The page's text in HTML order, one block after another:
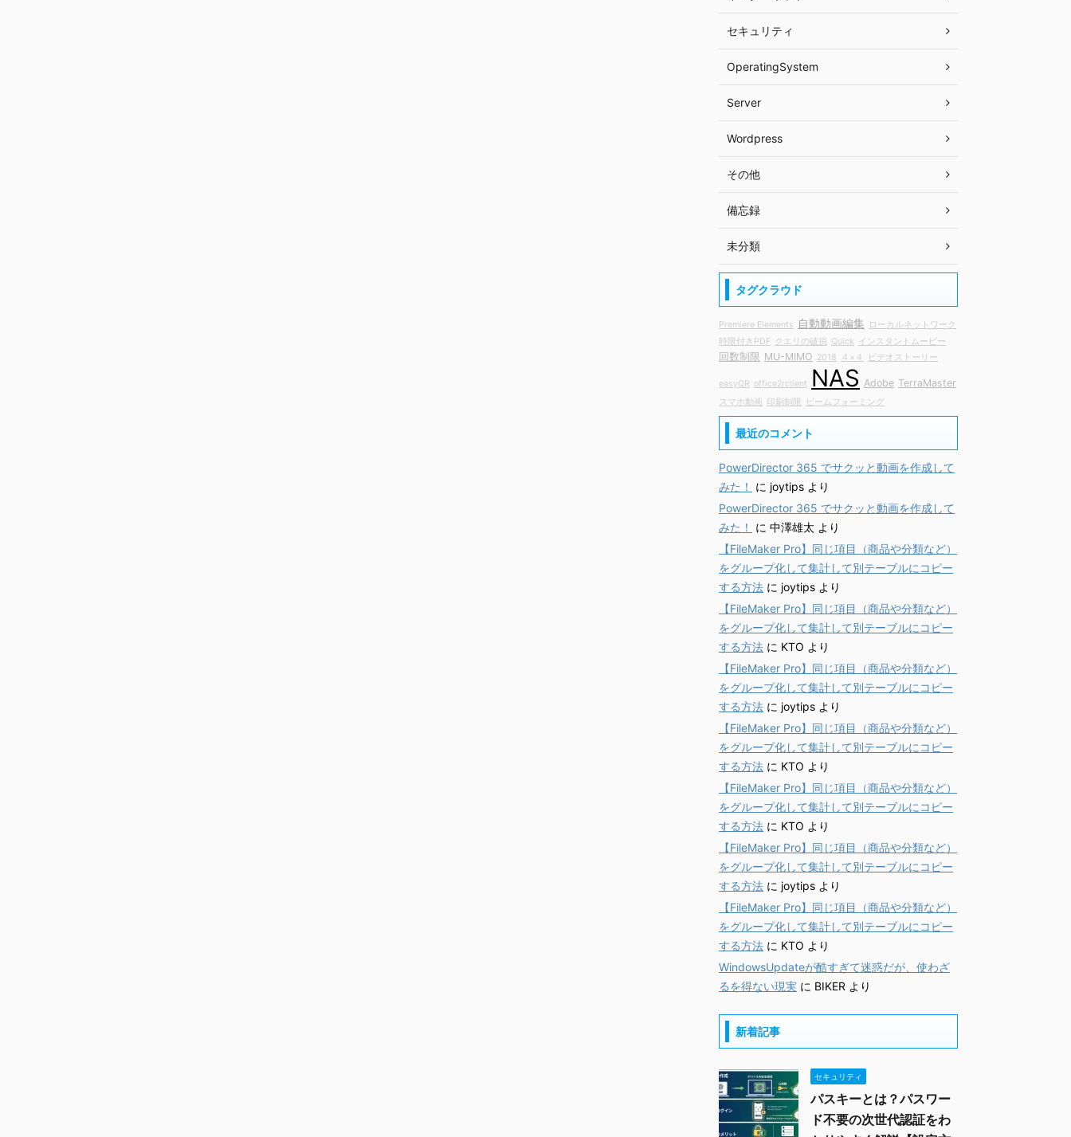
セキュリティ
OperatingSystem
Server
Wordpress
その他
備忘録
未分類
タグクラウド
Premiere Elements 自動動画編集
ローカルネットワーク
時限付きPDF
クエリの破損 Quick インスタントムービー
回数制限 MU-MIMO 2018 ４×４ ビデオストーリー
easyQR office2rclient NAS Adobe TerraMaster
スマホ動画 印刷制限 ビームフォーミング
最近のコメント
PowerDirector 365 でサクッと動画を作成して
みた！
に joytips より
PowerDirector 365 でサクッと動画を作成して
みた！
に 中澤雄太 より
【FileMaker Pro】同じ項目（商品や分類など）
をグループ化して集計して別テーブルにコピー
する方法 に joytips より
【FileMaker Pro】同じ項目（商品や分類など）
をグループ化して集計して別テーブルにコピー
する方法 に KTO より
【FileMaker Pro】同じ項目（商品や分類など）
をグループ化して集計して別テーブルにコピー
する方法 に joytips より
【FileMaker Pro】同じ項目（商品や分類など）
をグループ化して集計して別テーブルにコピー
する方法 に KTO より
【FileMaker Pro】同じ項目（商品や分類など）
をグループ化して集計して別テーブルにコピー
する方法 に KTO より
【FileMaker Pro】同じ項目（商品や分類など）
をグループ化して集計して別テーブルにコピー
する方法 に joytips より
【FileMaker Pro】同じ項目（商品や分類など）
をグループ化して集計して別テーブルにコピー
する方法 に KTO より
WindowsUpdateが酷すぎて迷惑だが、使わざ
るを得ない現実 に BIKER より
新着記事
セキュリティ
パスキーとは？パスワー
ド不要の次世代認証をわ